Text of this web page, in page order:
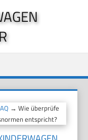
→ Wie überprüfe
entspricht?